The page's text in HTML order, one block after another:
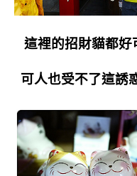
這裡的招財貓都好
可人也受不了這誘